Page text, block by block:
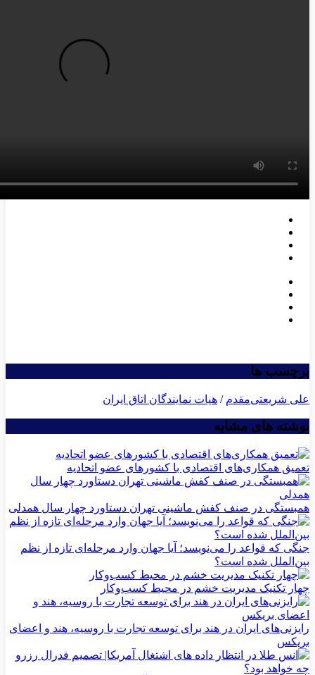
برچسب ها
علی شریعتی‌مقدم / هیات نمایندگان اتاق ایران
نوشته های مشابه
تعمیق همکاری‌های اقتصادی با کشورهای عضو اتحادیه
همبستگی در صنف کفش ماشینی تهران دستاورد چهار سال همدلی
جنگی که قواعد را می‌نویسد؛ آیا جهان وارد مرحله‌ای تازه از نظم
بین‌الملل شده است؟
چهار تکنیک مدیریت خشم در محیط کسب‌وکار
رایزنی‌های ایران در هند برای توسعه تجارت با روسیه، هند و اعضای
بریکس